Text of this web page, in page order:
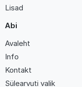
Lisad
Abi
Avaleht
Info
Kontakt
Sülearvuti valik